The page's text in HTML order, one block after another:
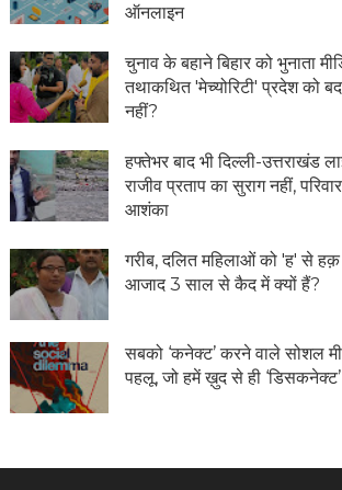
ऑनलाइन
चुनाव के बहाने बिहार को भुनाता
तथाकथित 'मेच्योरिटी' प्रदेश को
नहीं?
हफ्तेभर बाद भी दिल्ली-उत्तराखंड
राजीव प्रताप का सुराग नहीं,
आशंका
गरीब, दलित महिलाओं को 'ह' से हक़
आजाद 3 साल से कैद में क्यों हैं?
सबको ‘कनेक्ट’ करने वाले सोशल
पहलू, जो हमें ख़ुद से ही